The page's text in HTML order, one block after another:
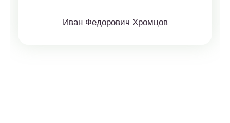
Иван Федорович Хромцов